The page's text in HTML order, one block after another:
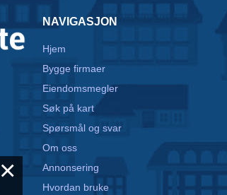
NAVIGASJON
Hjem
Bygge firmaer
Eiendomsmegler
Søk på kart
Spørsmål og svar
Om oss
Annonsering
Hvordan bruke
×